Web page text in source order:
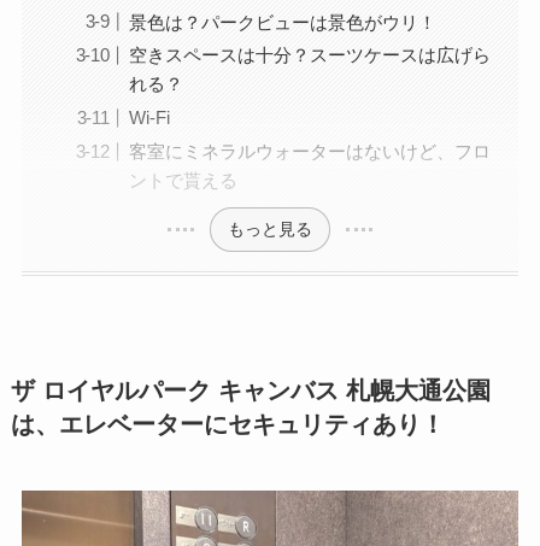
景色は？パークビューは景色がウリ！
空きスペースは十分？スーツケースは広げら
れる？
Wi-Fi
客室にミネラルウォーターはないけど、フロ
ントで貰える
もっと見る
ザ ロイヤルパーク キャンバス 札幌大通公園
は、エレベーターにセキュリティあり！